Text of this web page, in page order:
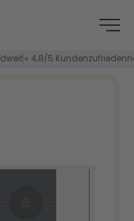
⭐ 4,8/5 Kundenzufriedenheit